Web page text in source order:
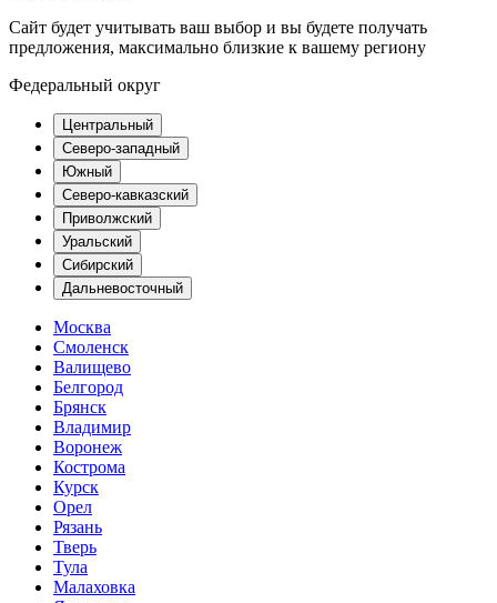
Сайт будет учитывать ваш выбор и вы будете получать
предложения, максимально близкие к вашему региону
Федеральный округ
Центральный
Северо-западный
Южный
Северо-кавказский
Приволжский
Уральский
Сибирский
Дальневосточный
Москва
Смоленск
Валищево
Белгород
Брянск
Владимир
Воронеж
Кострома
Курск
Орел
Рязань
Тверь
Тула
Малаховка